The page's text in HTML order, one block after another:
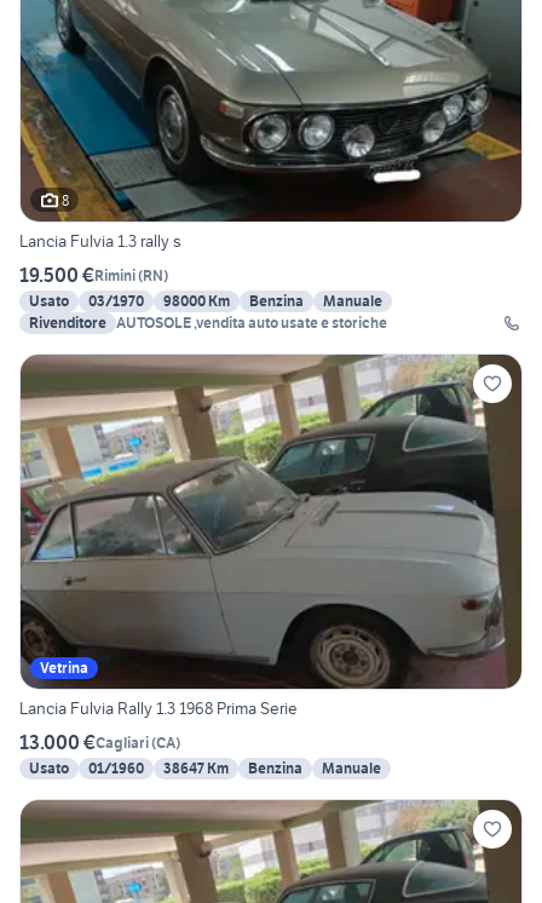
8
Lancia Fulvia 1.3 rally s
19.500 €Rimini(RN)
Usato
03/1970 98000 Km Benzina
Manuale
Rivenditore AUTOSOLE ,vendita auto usate e storiche
Vetrina
Lancia Fulvia Rally 1.3 1968 Prima Serie
13.000 €Cagliari(CA)
Usato
01/1960 38647 Km Benzina Manuale